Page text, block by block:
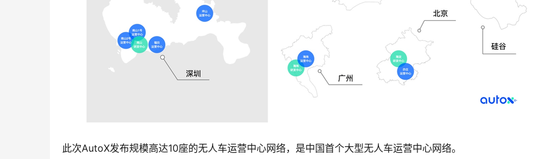
此次AutoX发布规模高达10座的无人车运营中心网络，是中国首个大型无人车运营中心网络。